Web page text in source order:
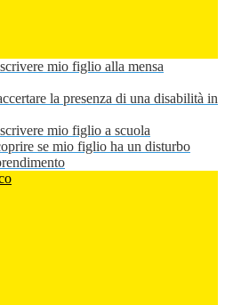
mio figlio alla mensa
la presenza di una disabilità in
mio figlio a scuola
se mio figlio ha un disturbo